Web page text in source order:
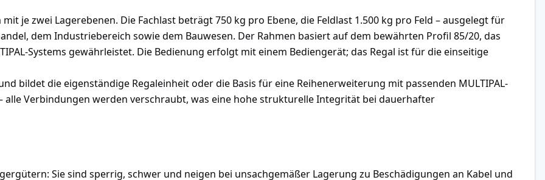
je zwei Lagerebenen. Die Fachlast beträgt 750 kg pro Ebene, die Feldlast 1.500 kg pro Feld – ausgelegt für
dem Industriebereich sowie dem Bauwesen. Der Rahmen basiert auf dem bewährten Profil 85/20, das
Systems gewährleistet. Die Bedienung erfolgt mit einem Bediengerät; das Regal ist für die einseitige
bildet die eigenständige Regaleinheit oder die Basis für eine Reihenerweiterung mit passenden MULTIPAL-
alle Verbindungen werden verschraubt, was eine hohe strukturelle Integrität bei dauerhafter
Sie sind sperrig, schwer und neigen bei unsachgemäßer Lagerung zu Beschädigungen an Kabel und